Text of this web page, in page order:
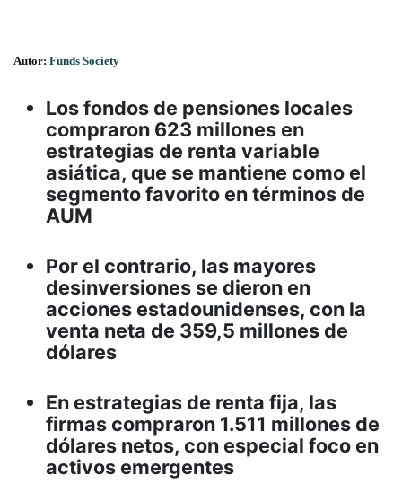
Autor: Funds Society
Los fondos de pensiones locales
compraron 623 millones en
estrategias de renta variable
asiática, que se mantiene como el
segmento favorito en términos de
AUM
Por el contrario, las mayores
desinversiones se dieron en
acciones estadounidenses, con la
venta neta de 359,5 millones de
dólares
En estrategias de renta fija, las
firmas compraron 1.511 millones de
dólares netos, con especial foco en
activos emergentes